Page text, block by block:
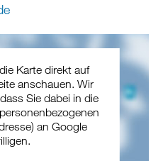
Karte direkt auf
anschauen. Wir
Sie dabei in die
an Google